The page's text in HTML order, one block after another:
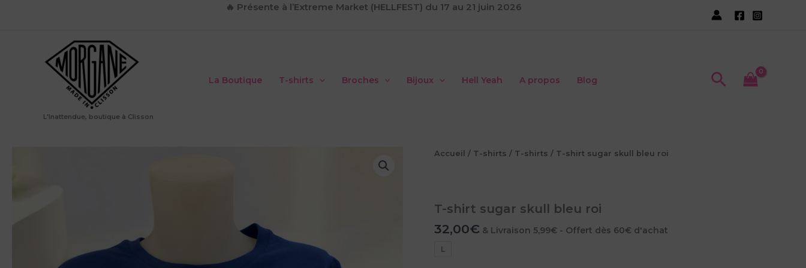
🔥 Présente à l’Extreme Market (HELLFEST) du 17 au 21 juin 2026
L'Inattendue, boutique à Clisson
La Boutique T-shirts Broches Bijoux Hell Yeah A propos Blog
Accueil / T-shirts / T-shirts / T-shirt sugar skull bleu roi
T-shirt sugar skull bleu roi
32,00€ & Livraison 5,99€ - Offert dès 60€ d'achat
L